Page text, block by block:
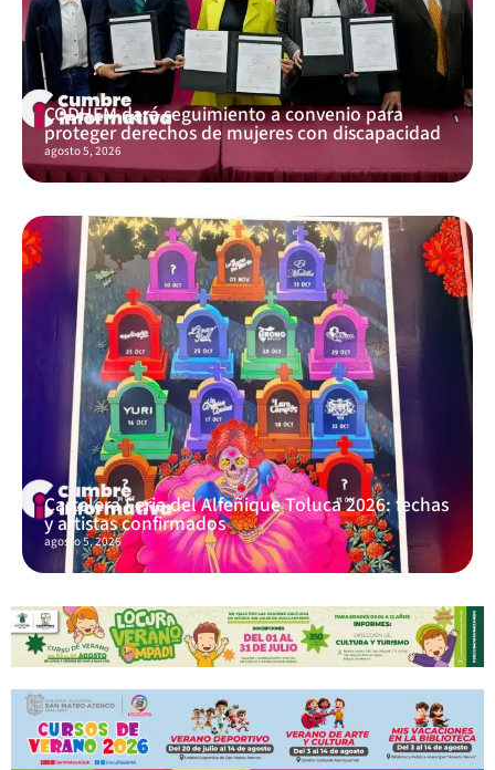
CODHEM dará seguimiento a convenio para
proteger derechos de mujeres con discapacidad
agosto 5, 2026
Cartelera Feria del Alfeñique Toluca 2026: fechas
y artistas confirmados
agosto 5, 2026